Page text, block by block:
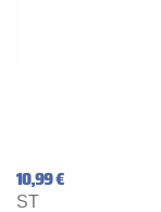
10,99 €
ST